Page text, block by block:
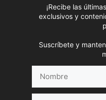
¡Recibe las
exclusivos y
Suscríbete y